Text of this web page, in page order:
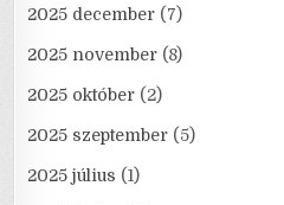
2025 december (7)
2025 november (8)
2025 október (2)
2025 szeptember (5)
2025 július (1)